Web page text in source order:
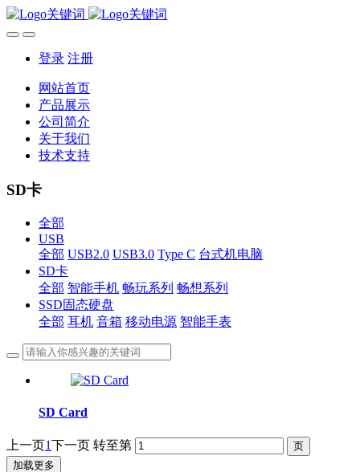
登录 注册
网站首页
产品展示
公司简介
关于我们
技术支持
SD卡
全部
USB
全部 USB2.0 USB3.0 Type C 台式机电脑
SD卡
全部 智能手机 畅玩系列 畅想系列
SSD固态硬盘
全部 耳机 音箱 移动电源 智能手表
SD Card
上一页1下一页 转至第
加载更多